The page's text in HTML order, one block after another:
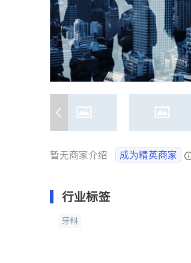
暂无商家介绍 成为精英商家
行业标签
牙科